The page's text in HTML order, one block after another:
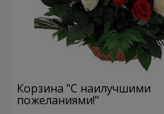
Корзина "С наилучшими
пожеланиями!"